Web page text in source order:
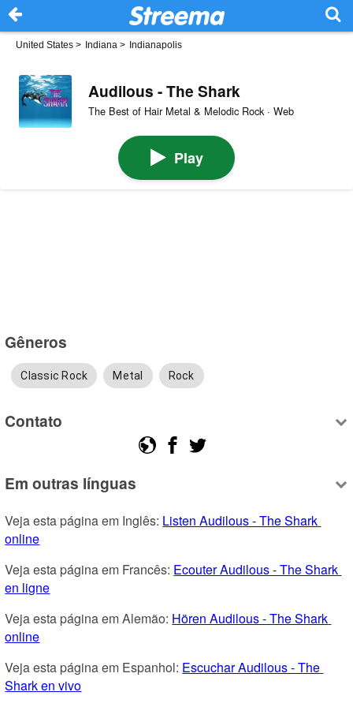
United States > Indiana > Indianapolis
Audilous - The Shark
The Best of Hair Metal & Melodic Rock · Web
Play
Gêneros
Classic Rock Metal Rock
Contato
Em outras línguas
Veja esta página em Inglês: Listen Audilous - The Shark
online
Veja esta página em Francês: Ecouter Audilous - The Shark
en ligne
Veja esta página em Alemão: Hören Audilous - The Shark
online
Veja esta página em Espanhol: Escuchar Audilous - The
Shark en vivo